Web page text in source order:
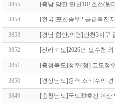
3855 [충남 당진]면천101호선(
3854 [전국]포천송우2 공급촉진
3853 [경남 함안,의령]만천3지구
3852 [전라북도]2026년 오수천
3851 [충청북도]청주(정) 고도정
3850 [경상남도]용역 소액수의
3849 [충청남도]국도39호선 아